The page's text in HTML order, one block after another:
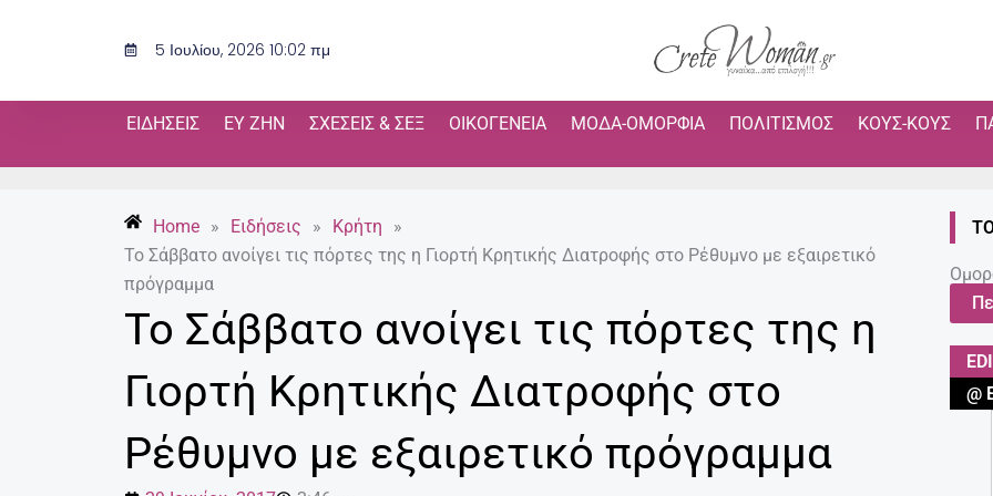
5 Ιουλίου, 2026 10:02 πμ
ΕΙΔΉΣΕΙΣ ΕΥ ΖΗΝ ΣΧΈΣΕΙΣ & ΣΕΞ ΟΙΚΟΓΈΝΕΙΑ ΜΌΔΑ-ΟΜΟΡΦΙΆ ΠΟΛΙΤΙΣΜΌΣ ΚΟΥΣ-ΚΟΥΣ
Home » Ειδήσεις » Κρήτη
»
Το Σάββατο ανοίγει τις πόρτες της η Γιορτή Κρητικής Διατροφής στο Ρέθυμνο με εξαιρετικό
πρόγραμμα
Το Σάββατο ανοίγει τις πόρτες της η
Γιορτή Κρητικής Διατροφής στο
Ρέθυμνο με εξαιρετικό πρόγραμμα
@